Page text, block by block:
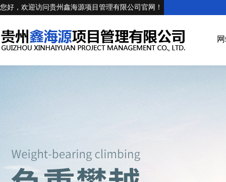
您好，欢迎访问贵州鑫海源项目管理有限公司官网！